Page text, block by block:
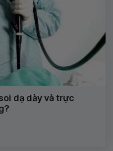
dạ dày và trực